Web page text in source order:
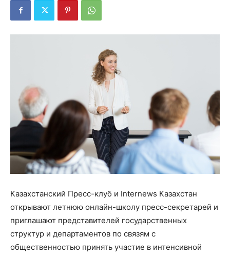
Казахстанский Пресс-клуб и Internews Казахстан
открывают летнюю онлайн-школу пресс-секретарей и
приглашают представителей государственных
структур и департаментов по связям с
общественностью принять участие в интенсивной